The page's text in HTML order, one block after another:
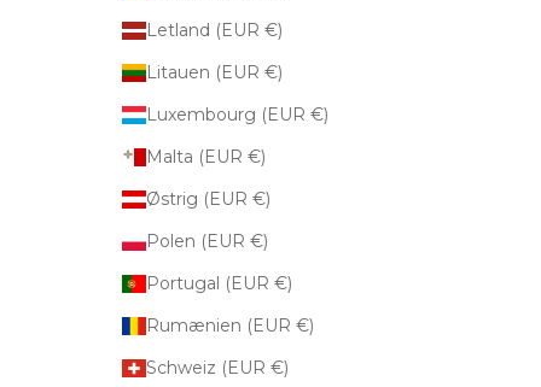
Letland (EUR €)
Litauen (EUR €)
Luxembourg (EUR €)
Malta (EUR €)
Østrig (EUR €)
Polen (EUR €)
Portugal (EUR €)
Rumænien (EUR €)
Schweiz (EUR €)